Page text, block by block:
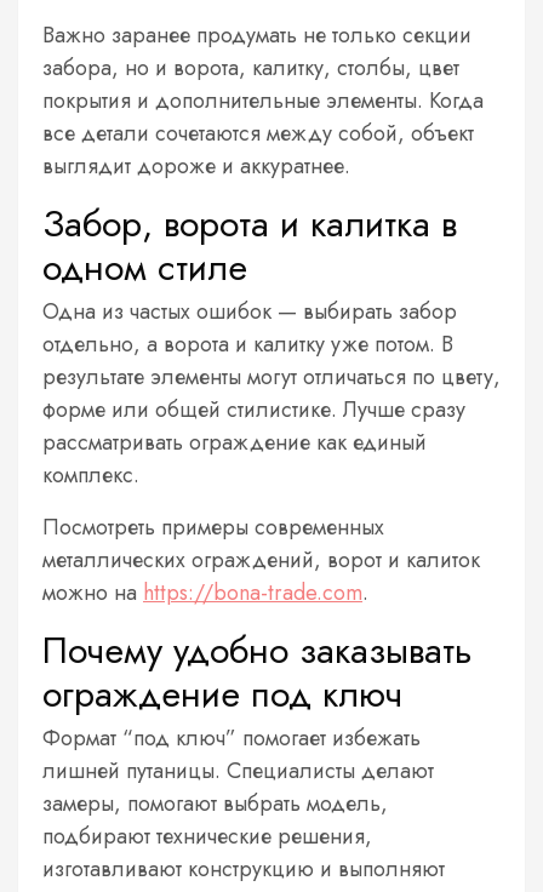
Важно заранее продумать не только секции
забора, но и ворота, калитку, столбы, цвет
покрытия и дополнительные элементы. Когда
все детали сочетаются между собой, объект
выглядит дороже и аккуратнее.
Забор, ворота и калитка в
одном стиле
Одна из частых ошибок — выбирать забор
отдельно, а ворота и калитку уже потом. В
результате элементы могут отличаться по цвету,
форме или общей стилистике. Лучше сразу
рассматривать ограждение как единый
комплекс.
Посмотреть примеры современных
металлических ограждений, ворот и калиток
можно на https://bona-trade.com.
Почему удобно заказывать
ограждение под ключ
Формат “под ключ” помогает избежать
лишней путаницы. Специалисты делают
замеры, помогают выбрать модель,
подбирают технические решения,
изготавливают конструкцию и выполняют